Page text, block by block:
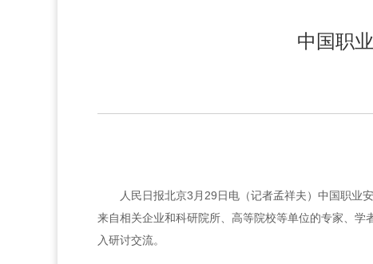
中国职
人民日报北京3月29日电（记者孟祥夫）中国职业
来自相关企业和科研院所、高等院校等单位的专家、
入研讨交流。